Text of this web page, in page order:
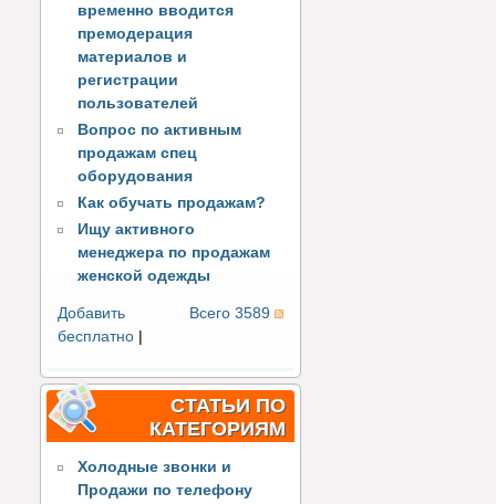
временно вводится
премодерация
материалов и
регистрации
пользователей
Вопрос по активным
продажам спец
оборудования
Как обучать продажам?
Ищу активного
менеджера по продажам
женской одежды
Всего 3589
Добавить
бесплатно |
СТАТЬИ ПО
КАТЕГОРИЯМ
Холодные звонки и
Продажи по телефону